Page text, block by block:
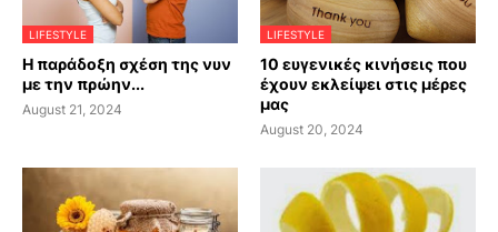
LIFESTYLE
Η παράδοξη σχέση της νυν
με την πρώην...
August 21, 2024
LIFESTYLE
10 ευγενικές κινήσεις που
έχουν εκλείψει στις μέρες
μας
August 20, 2024